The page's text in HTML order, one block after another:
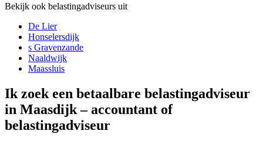
Bekijk ook belastingadviseurs uit
De Lier
Honselersdijk
s Gravenzande
Naaldwijk
Maassluis
Ik zoek een betaalbare belastingadviseur
in Maasdijk – accountant of
belastingadviseur